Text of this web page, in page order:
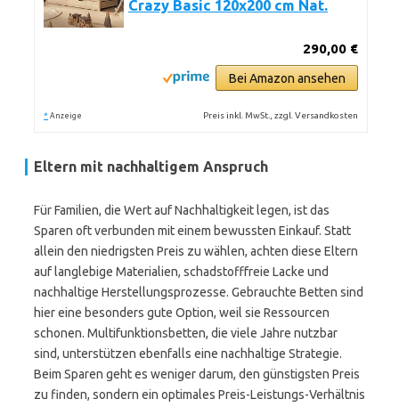
Crazy Basic 120x200 cm Nat.
290,00 €
Bei Amazon ansehen
* Anzeige Preis inkl. MwSt., zzgl. Versandkosten
Eltern mit nachhaltigem Anspruch
Für Familien, die Wert auf Nachhaltigkeit legen, ist das
Sparen oft verbunden mit einem bewussten Einkauf. Statt
allein den niedrigsten Preis zu wählen, achten diese Eltern
auf langlebige Materialien, schadstofffreie Lacke und
nachhaltige Herstellungsprozesse. Gebrauchte Betten sind
hier eine besonders gute Option, weil sie Ressourcen
schonen. Multifunktionsbetten, die viele Jahre nutzbar
sind, unterstützen ebenfalls eine nachhaltige Strategie.
Beim Sparen geht es weniger darum, den günstigsten Preis
zu finden, sondern ein optimales Preis-Leistungs-Verhältnis